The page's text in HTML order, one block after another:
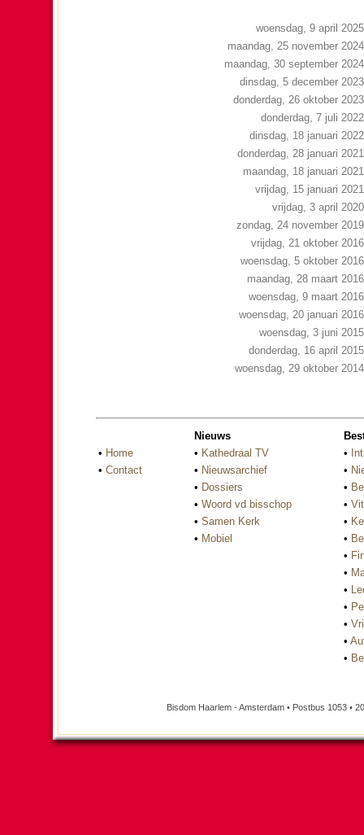
woensdag, 9 april 2025
maandag, 25 november 2024
maandag, 30 september 2024
dinsdag, 5 december 2023
donderdag, 26 oktober 2023
donderdag, 7 juli 2022
dinsdag, 18 januari 2022
donderdag, 28 januari 2021
maandag, 18 januari 2021
vrijdag, 15 januari 2021
vrijdag, 3 april 2020
zondag, 24 november 2019
vrijdag, 21 oktober 2016
woensdag, 5 oktober 2016
maandag, 28 maart 2016
woensdag, 9 maart 2016
woensdag, 20 januari 2016
woensdag, 3 juni 2015
donderdag, 16 april 2015
woensdag, 29 oktober 2014
• Home
• Contact
Nieuws
• Kathedraal TV
• Nieuwsarchief
• Dossiers
• Woord vd bisschop
• Samen Kerk
• Mobiel
•
•
•
•
•
•
•
•
•
•
•
•
•
Bisdom Haarlem - Amsterdam • Postbus 1053 •